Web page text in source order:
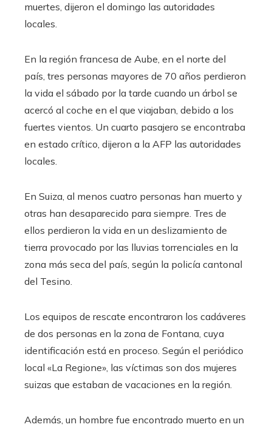
muertes, dijeron el domingo las autoridades
locales.
En la región francesa de Aube, en el norte del
país, tres personas mayores de 70 años perdieron
la vida el sábado por la tarde cuando un árbol se
acercó al coche en el que viajaban, debido a los
fuertes vientos. Un cuarto pasajero se encontraba
en estado crítico, dijeron a la AFP las autoridades
locales.
En Suiza, al menos cuatro personas han muerto y
otras han desaparecido para siempre. Tres de
ellos perdieron la vida en un deslizamiento de
tierra provocado por las lluvias torrenciales en la
zona más seca del país, según la policía cantonal
del Tesino.
Los equipos de rescate encontraron los cadáveres
de dos personas en la zona de Fontana, cuya
identificación está en proceso. Según el periódico
local «La Regione», las víctimas son dos mujeres
suizas que estaban de vacaciones en la región.
Además, un hombre fue encontrado muerto en un